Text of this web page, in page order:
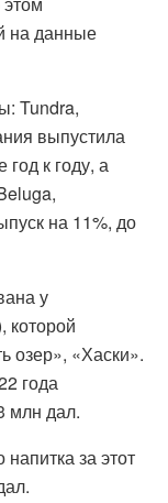
на данные
Tundra,
выпустила
к году, а
на 11%, до
у
которой
озер», «Хаски».
года
млн дал.
за этот